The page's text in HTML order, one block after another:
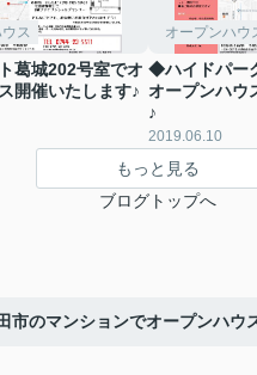
ス
葛城202号室でオ
開催いたします♪
オープンハウ
◆ハイドパー
オープンハウ
♪
2019.06.10
もっと見る
ブログトップへ
市のマンションでオープンハウ